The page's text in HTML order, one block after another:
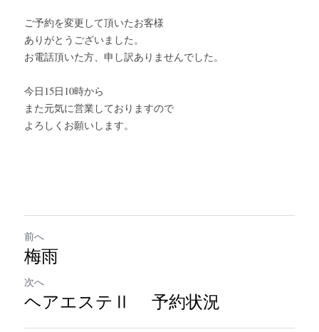
ご予約を変更して頂いたお客様
ありがとうございました。
お電話頂いた方、申し訳ありませんでした。
今日15日10時から
また元気に営業しておりますので
よろしくお願いします。
前へ
梅雨
次へ
ヘアエステⅡ 予約状況